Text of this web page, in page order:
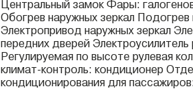
Центральный замок Фары:
Обогрев наружных зеркал Подогрев
Электропривод наружных зеркал
передних дверей Электроусилитель
Регулируемая по высоте рулевая
климат-контроль: кондиционер
кондиционирования для